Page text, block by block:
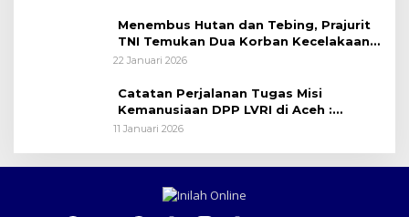
Menembus Hutan dan Tebing, Prajurit
TNI Temukan Dua Korban Kecelakaan
Pesawat ATR 42-500 di Gunung
22 Januari 2026
Catatan Perjalanan Tugas Misi
Kemanusiaan DPP LVRI di Aceh :
ZIARAH DI MAKAM SYUHADA LAPAN
11 Januari 2026